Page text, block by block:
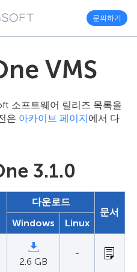
문의하기
VMS
소프트웨어 릴리즈 목록을
은 아카이브 페이지에서 다
3.1.0
다운로드
문서
Windows
Linux
2.6 GB
-